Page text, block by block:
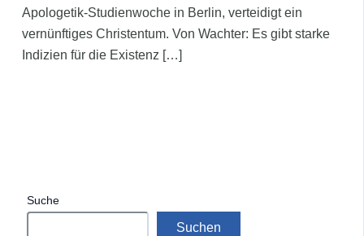
Apologetik-Studienwoche in Berlin, verteidigt ein
vernünftiges Christentum. Von Wachter: Es gibt starke
Indizien für die Existenz […]
Suche
Suchen